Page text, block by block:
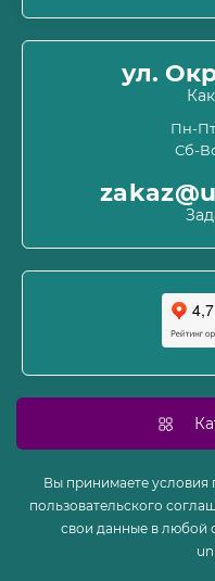
Информация о
Пользовательское
Политика
Связаться с нами
Карта сайта
Производители
ул.
Пн-
Сб-
Вы принимаете условия
пользовательского
свои данные в любой